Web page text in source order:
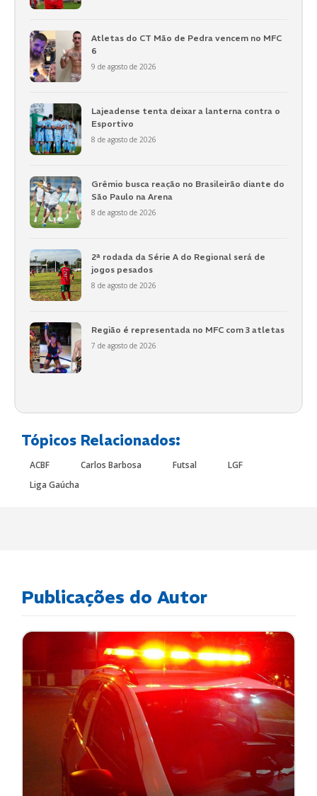
Atletas do CT Mão de Pedra vencem no MFC
6
9 de agosto de 2026
Lajeadense tenta deixar a lanterna contra o
Esportivo
8 de agosto de 2026
Grêmio busca reação no Brasileirão diante do
São Paulo na Arena
8 de agosto de 2026
2ª rodada da Série A do Regional será de
jogos pesados
8 de agosto de 2026
Região é representada no MFC com 3 atletas
7 de agosto de 2026
Tópicos Relacionados:
ACBF Carlos Barbosa Futsal
LGF
Liga Gaúcha
Publicações do Autor